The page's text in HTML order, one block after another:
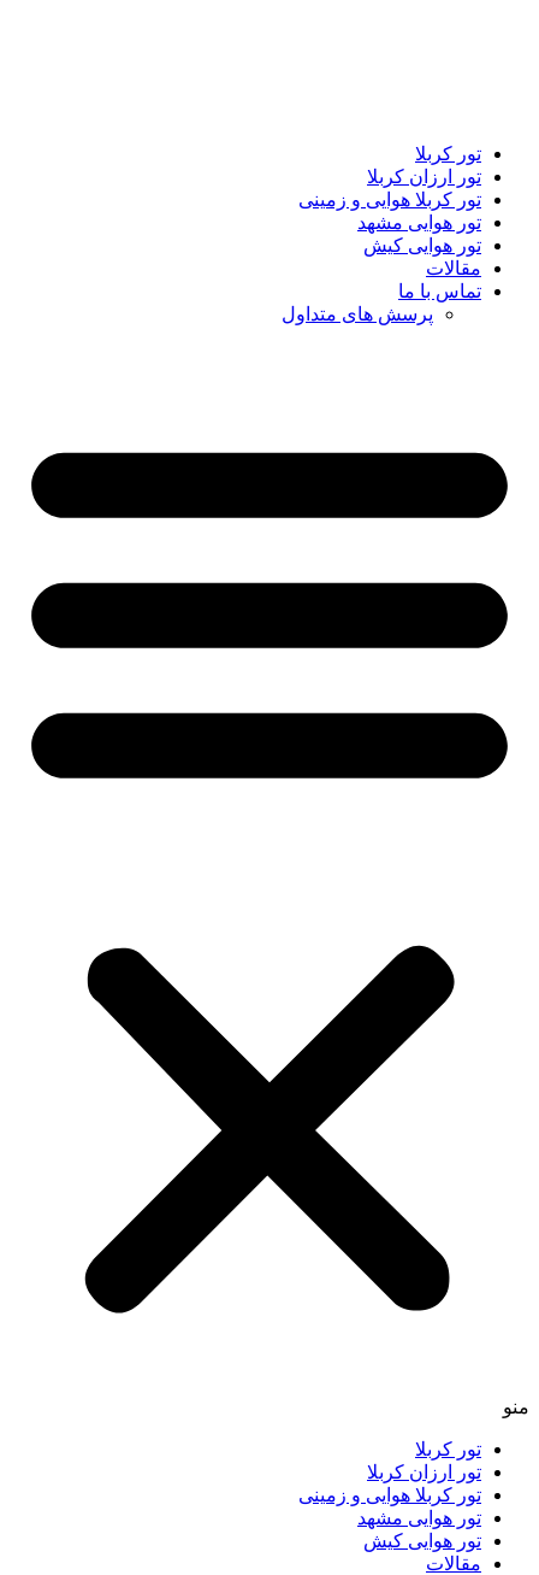
تور کربلا
تور ارزان کربلا
تور کربلا هوایی و زمینی
تور هوایی مشهد
تور هوایی کیش
مقالات
تماس با ما
پرسش های متداول
منو
تور کربلا
تور ارزان کربلا
تور کربلا هوایی و زمینی
تور هوایی مشهد
تور هوایی کیش
مقالات